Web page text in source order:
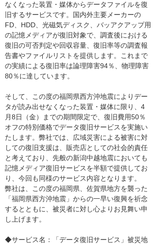
なくなった装置・媒体からデータファイルを復
旧するサービスです。国内外主要メーカーの
FD、HDD、光磁気ディスク、バッアクアップ用
の記憶メディアが復旧対象で、調査後における
復旧の可否判定や回収容量、復旧率等の調査報
告書やファイルリストを提供します。これまで
の実績による復旧率は論理障害94％、物理障害
80％に達しています。
そして、この度の福岡県西方沖地震によりデー
タが読み出せなくなった装置・媒体に限り、4
月8日（金）までの期間限定で、復旧費用50％
オフの特別価格でデータ復旧サービスを実施い
たします。弊社では、広域災害による被害に対
しての復旧支援は、販売店としての社会的責任
と考えており、先般の新潟中越地震においても
記憶メディア復旧サービスを半額で提供してお
り、今回も同様のサービス内容となります。
弊社は、この度の福岡県、佐賀県地方を襲った
「福岡県西方沖地震」からの一早い復興を祈念
するとともに、被災者に対し心よりお見舞い申
し上げます。
◆サービス名：「データ復旧サービス」被災地